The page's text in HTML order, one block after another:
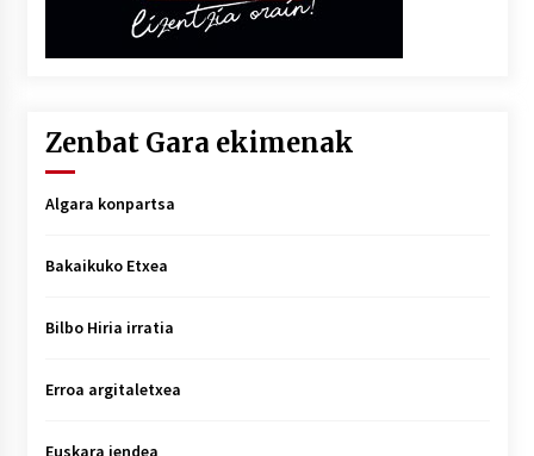
Zenbat Gara ekimenak
Algara konpartsa
Bakaikuko Etxea
Bilbo Hiria irratia
Erroa argitaletxea
Euskara jendea